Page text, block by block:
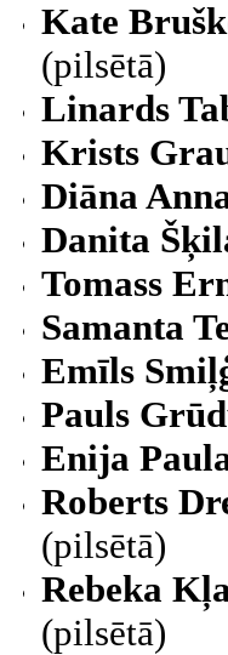
Kate
(pilsētā)
Linards
Krists
Diāna
Danita
Tomass
Samanta
Emīls
Pauls
Enija
Roberts
(pilsētā)
Rebeka
(pilsētā)